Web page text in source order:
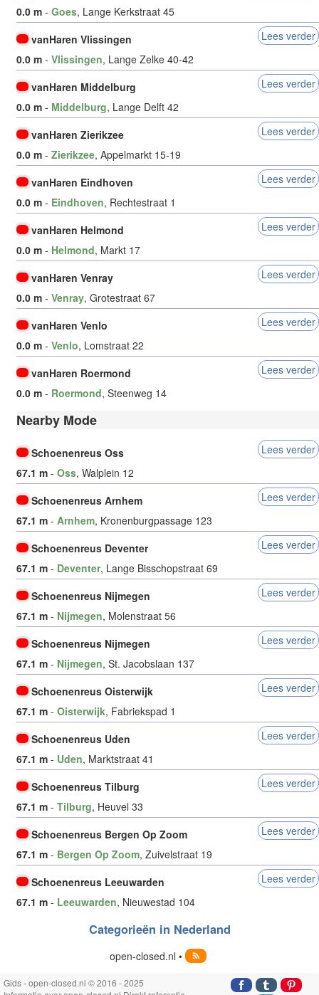
0.0 m - Goes, Lange Kerkstraat 45
vanHaren Vlissingen
Lees verder
0.0 m - Vlissingen, Lange Zelke 40-42
vanHaren Middelburg
Lees verder
0.0 m - Middelburg, Lange Delft 42
vanHaren Zierikzee
Lees verder
0.0 m - Zierikzee, Appelmarkt 15-19
vanHaren Eindhoven
Lees verder
0.0 m - Eindhoven, Rechtestraat 1
vanHaren Helmond
Lees verder
0.0 m - Helmond, Markt 17
vanHaren Venray
Lees verder
0.0 m - Venray, Grotestraat 67
vanHaren Venlo
Lees verder
0.0 m - Venlo, Lomstraat 22
vanHaren Roermond
Lees verder
0.0 m - Roermond, Steenweg 14
Nearby Mode
Schoenenreus Oss
Lees verder
67.1 m - Oss, Walplein 12
Schoenenreus Arnhem
Lees verder
67.1 m - Arnhem, Kronenburgpassage 123
Schoenenreus Deventer
Lees verder
67.1 m - Deventer, Lange Bisschopstraat 69
Schoenenreus Nijmegen
Lees verder
67.1 m - Nijmegen, Molenstraat 56
Schoenenreus Nijmegen
Lees verder
67.1 m - Nijmegen, St. Jacobslaan 137
Schoenenreus Oisterwijk
Lees verder
67.1 m - Oisterwijk, Fabriekspad 1
Schoenenreus Uden
Lees verder
67.1 m - Uden, Marktstraat 41
Schoenenreus Tilburg
Lees verder
67.1 m - Tilburg, Heuvel 33
Schoenenreus Bergen Op Zoom
Lees verder
67.1 m - Bergen Op Zoom, Zuivelstraat 19
Schoenenreus Leeuwarden
Lees verder
67.1 m - Leeuwarden, Nieuwestad 104
Categorieën in Nederland
open-closed.nl •
Gids - open-closed.nl © 2016 - 2025